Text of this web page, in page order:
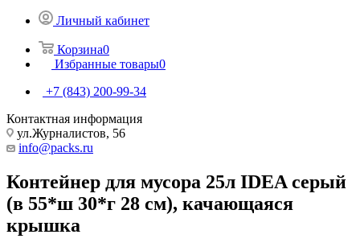
Личный кабинет
Корзина0
Избранные товары0
+7 (843) 200-99-34
Контактная информация
ул.Журналистов, 56
info@packs.ru
Контейнер для мусора 25л IDEA серый
(в 55*ш 30*г 28 см), качающаяся
крышка